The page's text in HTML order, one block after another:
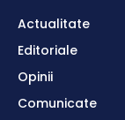
Actualitate
Editoriale
Opinii
Comunicate